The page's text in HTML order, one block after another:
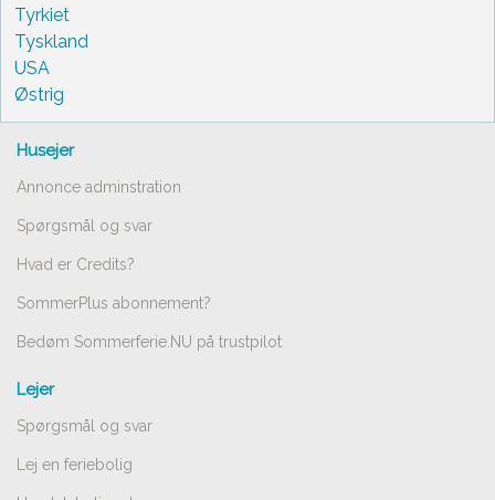
Tyrkiet
Tyskland
USA
Østrig
Husejer
Annonce adminstration
Spørgsmål og svar
Hvad er Credits?
SommerPlus abonnement?
Bedøm Sommerferie.NU på trustpilot
Lejer
Spørgsmål og svar
Lej en feriebolig